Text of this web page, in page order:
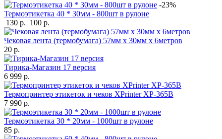
-23%
Термоэтикетка 40 * 30мм - 800шт в рулоне
130 р. 100 р.
Чековая лента (термобумага) 57мм x 30мм х 6метров
20 р.
Тирика-Магазин 17 версия
6 999 р.
Термопринтер этикеток и чеков XPrinter XP-365B
7 990 р.
Термоэтикетка 30 * 20мм - 1000шт в рулоне
85 р.